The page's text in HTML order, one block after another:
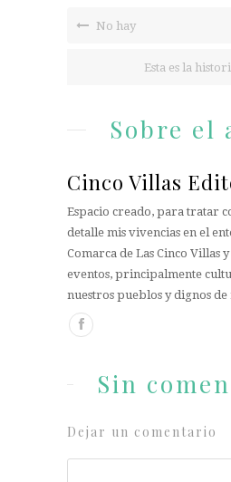
No hay
Esta es la
Sobre el
Cinco Villas
Espacio creado, para tratar
detalle mis vivencias en el
Comarca de Las Cinco Villas
eventos, principalmente
nuestros pueblos y dignos
Sin
Dejar un comentario